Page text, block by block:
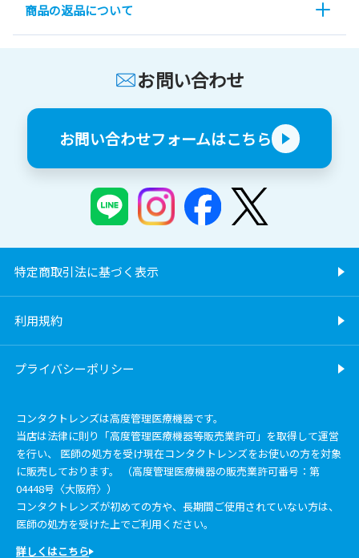
商品の返品について
お問い合わせ
お問い合わせフォームはこちら
特定商取引法に基づく表示
利用規約
プライバシーポリシー
コンタクトレンズは高度管理医療機器です。
当店は法律に則り「高度管理医療機器等販売業許可」を取得して運営
を行い、 医師の処方を受け現在コンタクトレンズをお使いの方を対象
に販売しております。 （高度管理医療機器の販売業許可番号：第
04448号〈大阪府〉）
コンタクトレンズが初めての方や、長期間ご使用されていない方は、
医師の処方を受けた上でご利用ください。
詳しくはこちら